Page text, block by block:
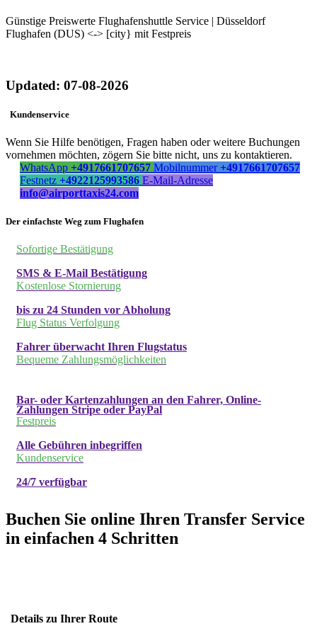
Günstige Preiswerte Flughafenshuttle Service | Düsseldorf
Flughafen (DUS) <-> [city} mit Festpreis
Updated: 07-08-2026
Kundenservice
Wenn Sie Hilfe benötigen, Fragen haben oder weitere Buchungen
vornehmen möchten, zögern Sie bitte nicht, uns zu kontaktieren.
WhatsApp +4917661707657 Mobilnummer +4917661707657
Festnetz +4922125993586 E-Mail-Adresse
info@airporttaxis24.com
Der einfachste Weg zum Flughafen
Sofortige Bestätigung
SMS & E-Mail Bestätigung
Kostenlose Stornierung
bis zu 24 Stunden vor Abholung
Flug Status Verfolgung
Fahrer überwacht Ihren Flugstatus
Bequeme Zahlungsmöglichkeiten
Bar- oder Kartenzahlungen an den Fahrer, Online-
Zahlungen Stripe oder PayPal
Festpreis
Alle Gebühren inbegriffen
Kundenservice
24/7 verfügbar
Buchen Sie online Ihren Transfer Service
in einfachen 4 Schritten
Details zu Ihrer Route